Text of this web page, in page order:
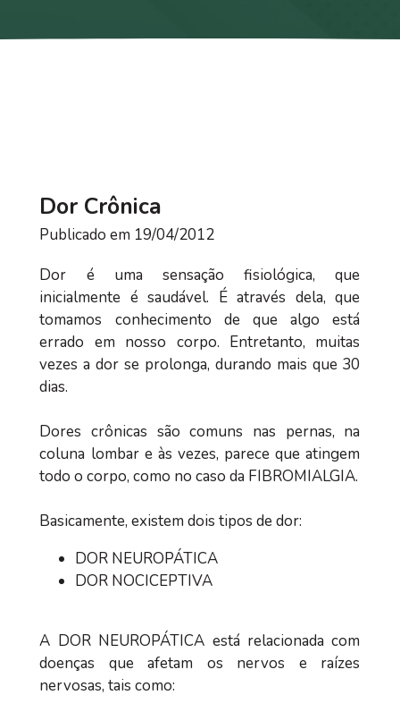
Dor Crônica
Publicado em 19/04/2012
Dor é uma sensação fisiológica, que
inicialmente é saudável. É através dela, que
tomamos conhecimento de que algo está
errado em nosso corpo. Entretanto, muitas
vezes a dor se prolonga, durando mais que 30
dias.
Dores crônicas são comuns nas pernas, na
coluna lombar e às vezes, parece que atingem
todo o corpo, como no caso da FIBROMIALGIA.
Basicamente, existem dois tipos de dor:
DOR NEUROPÁTICA
DOR NOCICEPTIVA
A DOR NEUROPÁTICA está relacionada com
doenças que afetam os nervos e raízes
nervosas, tais como: